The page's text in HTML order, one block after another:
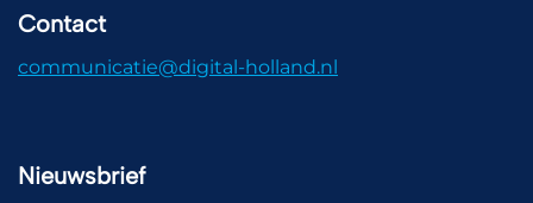
Contact
communicatie@digital-holland.nl
Nieuwsbrief